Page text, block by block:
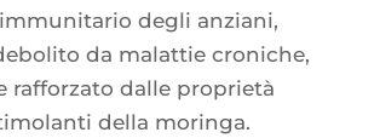
degli anzia­ni,
da malat­tie cro­niche,
raf­for­za­to dalle pro­prie­tà
del­la moringa.